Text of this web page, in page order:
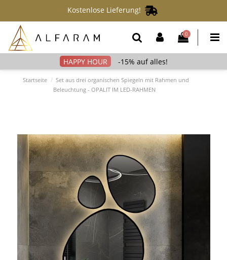
Kostenlose Lieferung!
0
-15% auf alles!
Startseite
Set aus drei organischen Spiegeln mit Rahmen und
Beleuchtung - OPALIT IM LED-RAHMEN